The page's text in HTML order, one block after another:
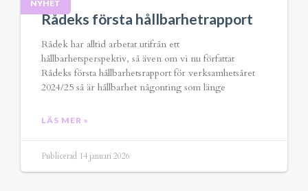
NYHET
Rådeks första hållbarhetrapport
Rådek har alltid arbetat utifrån ett
hållbarhetsperspektiv, så även om vi nu författat
Rådeks första hållbarhetsrapport för verksamhetsåret
2024/25 så är hållbarhet någonting som länge
LÄS MER »
Publicerad 14 januari 2026